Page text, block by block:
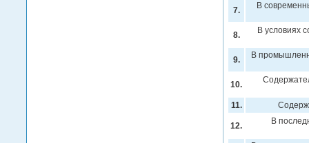
7. В
8. В условиях
9. В
10.
11.
12. В